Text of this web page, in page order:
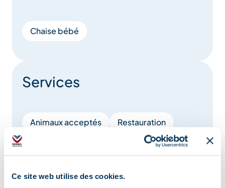
Ce site web utilise des cookies.
Chaise bébé
Services
Animaux acceptés
Restauration
Plats à emporter/Plats cuisinés